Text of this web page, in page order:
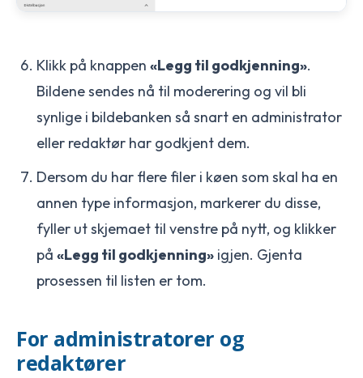
Klikk på knappen «Legg til godkjenning».
Bildene sendes nå til moderering og vil bli
synlige i bildebanken så snart en administrator
eller redaktør har godkjent dem.
Dersom du har flere filer i køen som skal ha en
annen type informasjon, markerer du disse,
fyller ut skjemaet til venstre på nytt, og klikker
på «Legg til godkjenning» igjen. Gjenta
prosessen til listen er tom.
For administratorer og
redaktører